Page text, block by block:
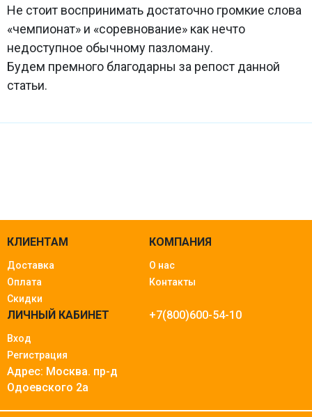
Не стоит воспринимать достаточно громкие слова
«чемпионат» и «соревнование» как нечто
недоступное обычному пазломану.
Будем премного благодарны за репост данной
статьи.
КЛИЕНТАМ
Доставка
Оплата
Скидки
КОМПАНИЯ
О нас
Контакты
ЛИЧНЫЙ КАБИНЕТ
Вход
Регистрация
+7(800)600-54-10
Адрес: Москва. пр-д
Одоевского 2а